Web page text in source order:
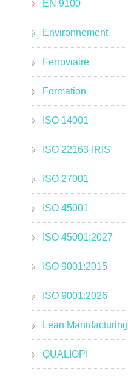
EN 9100
Environnement
Ferroviaire
Formation
ISO 14001
ISO 22163-IRIS
ISO 27001
ISO 45001
ISO 45001:2027
ISO 9001:2015
ISO 9001:2026
Lean Manufacturing
QUALIOPI